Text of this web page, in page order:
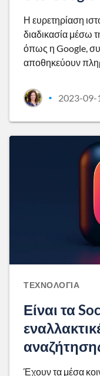
Η ευρετηρίαση
διαδικασία μέσω
όπως η Google,
αποθηκεύουν
• 2023-09-
ΤΕΧΝΟΛΟΓΊΑ
Είναι τα
Έχουν τα μέσα